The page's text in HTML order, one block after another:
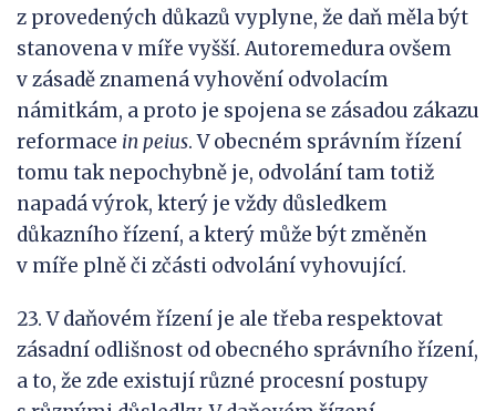
z provedených důkazů vyplyne, že daň měla být
stanovena v míře vyšší. Autoremedura ovšem
v zásadě znamená vyhovění odvolacím
námitkám, a proto je spojena se zásadou zákazu
reformace in peius. V obecném správním řízení
tomu tak nepochybně je, odvolání tam totiž
napadá výrok, který je vždy důsledkem
důkazního řízení, a který může být změněn
v míře plně či zčásti odvolání vyhovující.
23. V daňovém řízení je ale třeba respektovat
zásadní odlišnost od obecného správního řízení,
a to, že zde existují různé procesní postupy